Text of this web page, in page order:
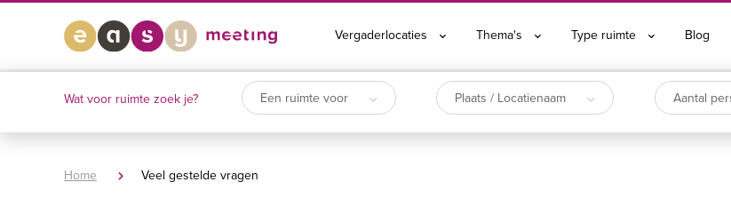
Vergaderlocaties Thema's Type ruimte Blog
Wat voor ruimte zoek je? Een ruimte voor Plaats / Locatienaam Aantal
Home Veel gestelde vragen